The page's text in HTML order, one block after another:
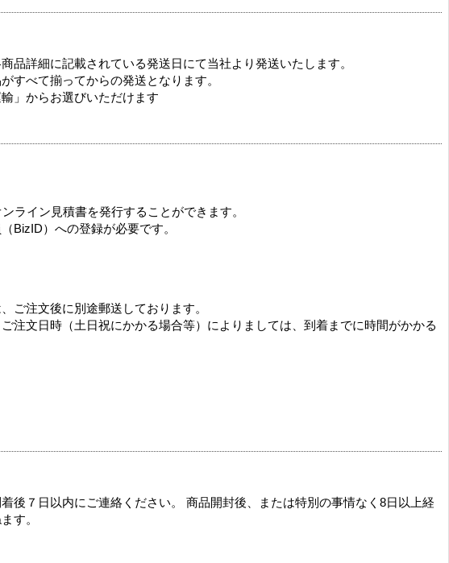
品詳細に記載されている発送日にて当社より発送いたします。
すべて揃ってからの発送となります。
」からお選びいただけます
ライン見積書を発行することができます。
BizID）への登録が必要です。
ご注文後に別途郵送しております。
注文日時（土日祝にかかる場合等）によりましては、到着までに時間がかかる
後７日以内にご連絡ください。 商品開封後、または特別の事情なく8日以上経
す。